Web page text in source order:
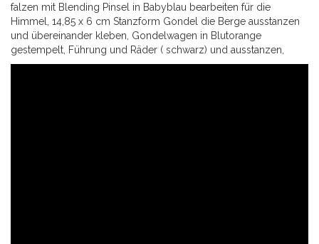
falzen mit Blending Pinsel in Babyblau bearbeiten für die
Himmel, 14,85 x 6 cm Stanzform Gondel die Berge ausstanzen
und übereinander kleben, Gondelwagen in Blutorange
gestempelt, Führung und Räder ( schwarz) und ausstanzen,